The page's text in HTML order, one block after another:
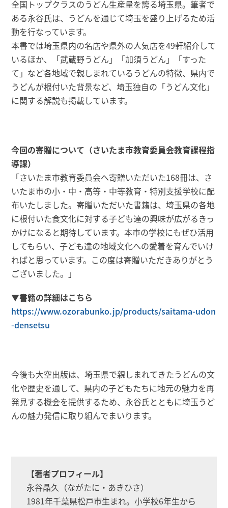
全国トップクラスのうどん生産量を誇る埼玉県。筆者で
ある永谷氏は、うどんを通じて埼玉を盛り上げるため活
動を行なっています。
本書では埼玉県内の名店や県外の人気店を49軒紹介して
いるほか、「武蔵野うどん」「加須うどん」「すった
て」など各地域で親しまれているうどんの特徴、県内で
うどんが根付いた背景など、埼玉独自の「うどん文化」
に関する解説も掲載しています。
今回の寄贈について（さいたま市教育委員会教育課程指
導課）
「さいたま市教育委員会へ寄贈いただいた168冊は、さ
いたま市の小・中・高等・中等教育・特別支援学校に配
布いたしました。寄贈いただいた書籍は、埼玉県の各地
に根付いた食文化に対する子ども達の興味が広がるきっ
かけになると期待しています。本市の学校にもぜひ活用
してもらい、子ども達の地域文化への愛着を育んでいけ
ればと思っています。この度は寄贈いただきありがとう
ございました。」
▼書籍の詳細はこちら
https://www.ozorabunko.jp/products/saitama-udon
-densetsu
今後も大空出版は、埼玉県で親しまれてきたうどんの文
化や歴史を通して、県内の子どもたちに地元の魅力を再
発見する機会を提供するため、永谷氏とともに埼玉うど
んの魅力発信に取り組んでまいります。
【著者プロフィール】
永谷晶久（ながたに・あきひさ）
1981年千葉県松戸市生まれ。小学校6年生から